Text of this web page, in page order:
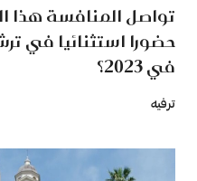
تواصل المنافسة هذا
حضورا استثنائيا في
في 2023؟
ترفيه